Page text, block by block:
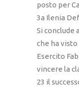
posto per
3a Ilenia
Si conclude
che ha
Esercito
vincere la
23 il